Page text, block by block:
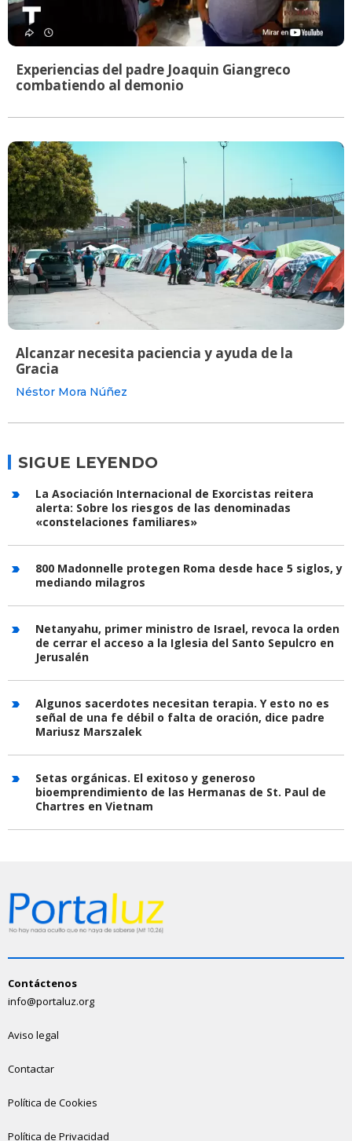
Experiencias del padre Joaquin Giangreco
combatiendo al demonio
Alcanzar necesita paciencia y ayuda de la
Gracia
Néstor Mora Núñez
SIGUE LEYENDO
La Asociación Internacional de Exorcistas reitera
alerta: Sobre los riesgos de las denominadas
«constelaciones familiares»
800 Madonnelle protegen Roma desde hace 5 siglos, y
mediando milagros
Netanyahu, primer ministro de Israel, revoca la orden
de cerrar el acceso a la Iglesia del Santo Sepulcro en
Jerusalén
Algunos sacerdotes necesitan terapia. Y esto no es
señal de una fe débil o falta de oración, dice padre
Mariusz Marszalek
Setas orgánicas. El exitoso y generoso
bioemprendimiento de las Hermanas de St. Paul de
Chartres en Vietnam
Contáctenos
info@portaluz.org
Aviso legal
Contactar
Política de Cookies
Política de Privacidad